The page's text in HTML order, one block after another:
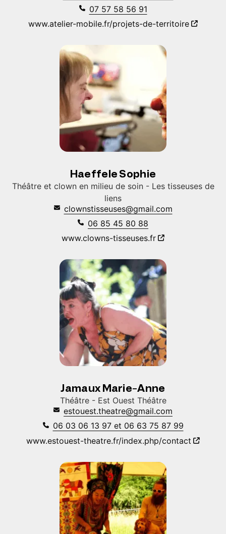
07 57 58 56 91
www.atelier-mobile.fr/projets-de-territoire
Haeffele Sophie
Théâtre et clown en milieu de soin - Les tisseuses de
liens
clownstisseuses@gmail.com
06 85 45 80 88
www.clowns-tisseuses.fr
Jamaux Marie-Anne
Théâtre - Est Ouest Théâtre
estouest.theatre@gmail.com
06 03 06 13 97 et 06 63 75 87 99
www.estouest-theatre.fr/index.php/contact